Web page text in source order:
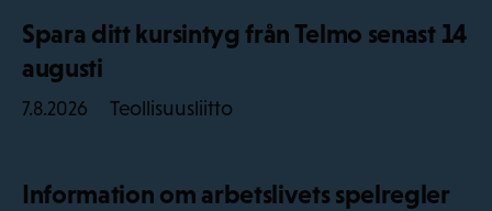
Spara ditt kursintyg från Telmo senast 14
augusti
7.8.2026 Teollisuusliitto
Information om arbetslivets spelregler